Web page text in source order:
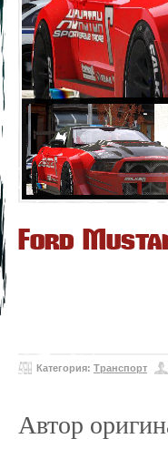
Ford
Категория: Транспорт
Автор